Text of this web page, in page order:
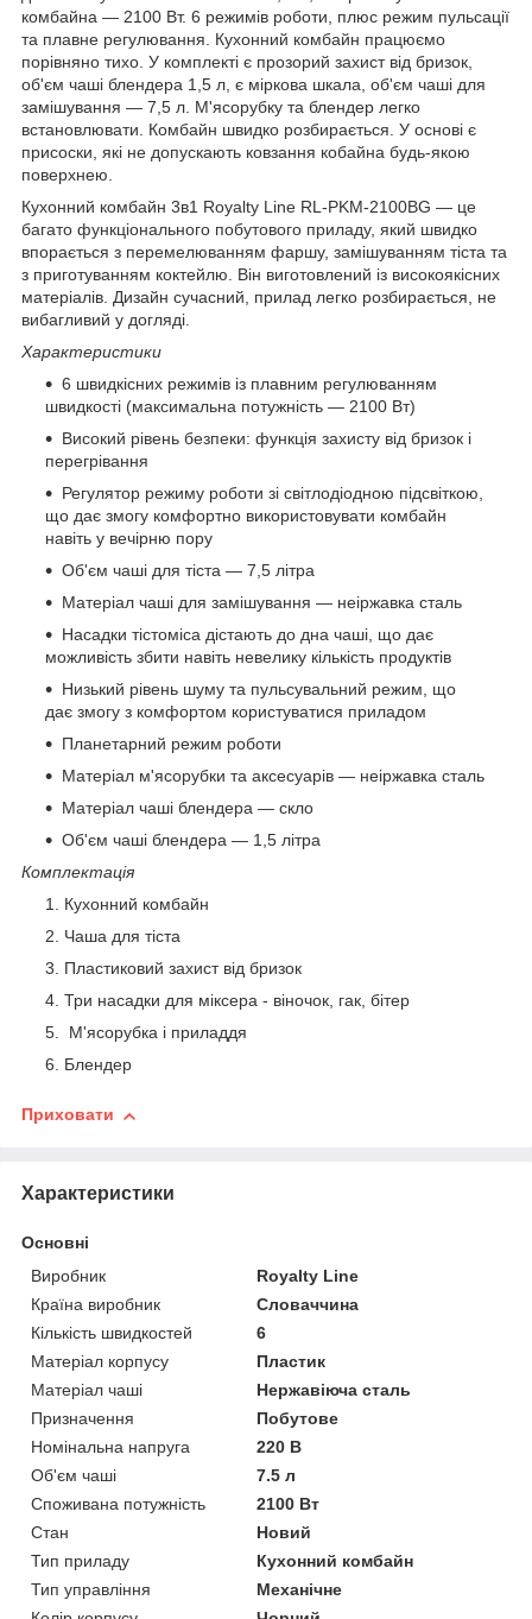
комбайна — 2100 Вт. 6 режимів роботи, плюс режим пульсації
та плавне регулювання. Кухонний комбайн працюємо
порівняно тихо. У комплекті є прозорий захист від бризок,
об'єм чаші блендера 1,5 л, є міркова шкала, об'єм чаші для
замішування — 7,5 л. М'ясорубку та блендер легко
встановлювати. Комбайн швидко розбирається. У основі є
присоски, які не допускають ковзання кобайна будь-якою
поверхнею.
Кухонний комбайн 3в1 Royalty Line RL-PKM-2100BG — це
багато функціонального побутового приладу, який швидко
впорається з перемелюванням фаршу, замішуванням тіста та
з приготуванням коктейлю. Він виготовлений із високоякісних
матеріалів. Дизайн сучасний, прилад легко розбирається, не
вибагливий у догляді.
Характеристики
6 швидкісних режимів із плавним регулюванням
швидкості (максимальна потужність — 2100 Вт)
Високий рівень безпеки: функція захисту від бризок і
перегрівання
Регулятор режиму роботи зі світлодіодною підсвіткою,
що дає змогу комфортно використовувати комбайн
навіть у вечірню пору
Об'єм чаші для тіста — 7,5 літра
Матеріал чаші для замішування — неіржавка сталь
Насадки тістоміса дістають до дна чаші, що дає
можливість збити навіть невелику кількість продуктів
Низький рівень шуму та пульсувальний режим, що
дає змогу з комфортом користуватися приладом
Планетарний режим роботи
Матеріал м'ясорубки та аксесуарів — неіржавка сталь
Матеріал чаші блендера — скло
Об'єм чаші блендера — 1,5 літра
Комплектація
Кухонний комбайн
Чаша для тіста
Пластиковий захист від бризок
Три насадки для міксера - віночок, гак, бітер
М'ясорубка і приладдя
Блендер
Приховати
Характеристики
Основні
Виробник
Royalty Line
Країна виробник
Словаччина
Кількість швидкостей
6
Матеріал корпусу
Пластик
Матеріал чаші
Нержавіюча сталь
Призначення
Побутове
Номінальна напруга
220 В
Об'єм чаші
7.5 л
Споживана потужність
2100 Вт
Стан
Новий
Тип приладу
Кухонний комбайн
Тип управління
Механічне